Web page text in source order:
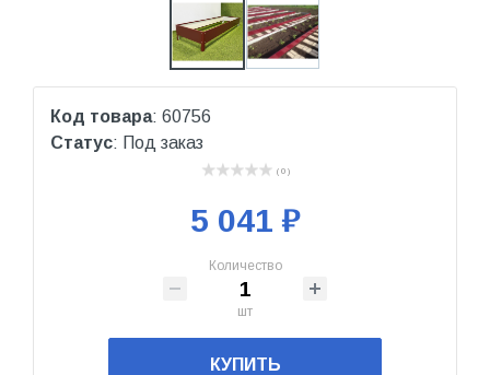
Код товара: 60756
Статус: Под заказ
( 0 )
5 041 ₽
Количество
шт
КУПИТЬ